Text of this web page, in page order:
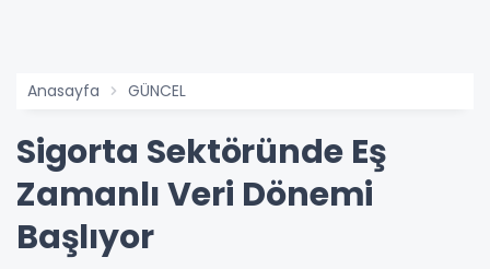
Anasayfa GÜNCEL
Sigorta Sektöründe Eş
Zamanlı Veri Dönemi
Başlıyor